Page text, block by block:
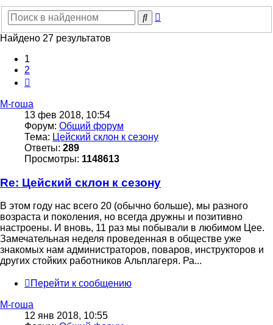
Поиск
Найдено 27 результатов
1
2
М-гоша
13 фев 2018, 10:54
Форум: Общий форум
Тема: Цейский склон к сезону
Ответы: 289
Просмотры: 1148613
Re: Цейский склон к сезону
В этом году нас всего 20 (обычно больше), мы разного
возраста и поколения, но всегда дружны и позитивно
настроены. И вновь, 11 раз мы побывали в любимом Цее.
Замечательная неделя проведенная в обществе уже
знакомых нам администраторов, поваров, инструкторов и
других стойких работников Альплагеря. Ра...
Перейти к сообщению
М-гоша
12 янв 2018, 10:55